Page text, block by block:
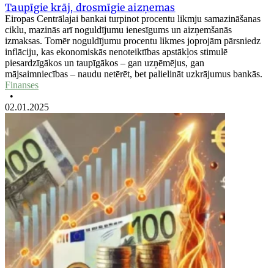
Taupīgie krāj, drosmīgie aizņemas
Eiropas Centrālajai bankai turpinot procentu likmju samazināšanas
ciklu, mazinās arī noguldījumu ienesīgums un aizņemšanās
izmaksas. Tomēr noguldījumu procentu likmes joprojām pārsniedz
inflāciju, kas ekonomiskās nenoteiktības apstākļos stimulē
piesardzīgākos un taupīgākos – gan uzņēmējus, gan
mājsaimniecības – naudu netērēt, bet palielināt uzkrājumus bankās.
Finanses
•
02.01.2025